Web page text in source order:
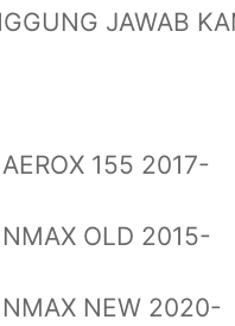
JAWAB
155 2017-
OLD 2015-
NEW 2020-